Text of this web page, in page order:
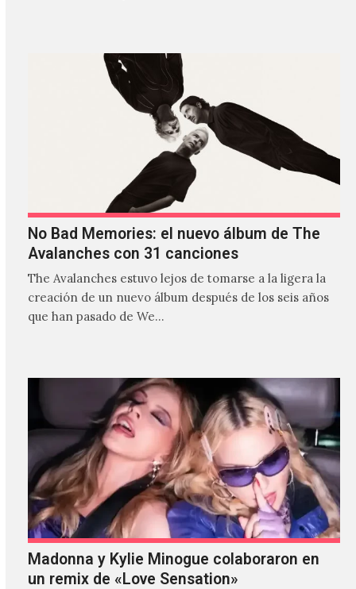
No Bad Memories: el nuevo álbum de The
Avalanches con 31 canciones
The Avalanches estuvo lejos de tomarse a la ligera la
creación de un nuevo álbum después de los seis años
que han pasado de We…
Madonna y Kylie Minogue colaboraron en
un remix de «Love Sensation»